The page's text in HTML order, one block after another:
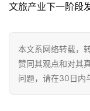
文旅产业下一阶段
本文系网络转载，
赞同其观点和对其
问题，请在30日内